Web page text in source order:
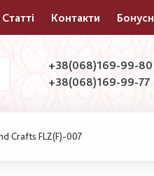
Статті Контакти
+38(068)169-99-80
+38(068)169-99-77
Crafts FLZ(F)-007